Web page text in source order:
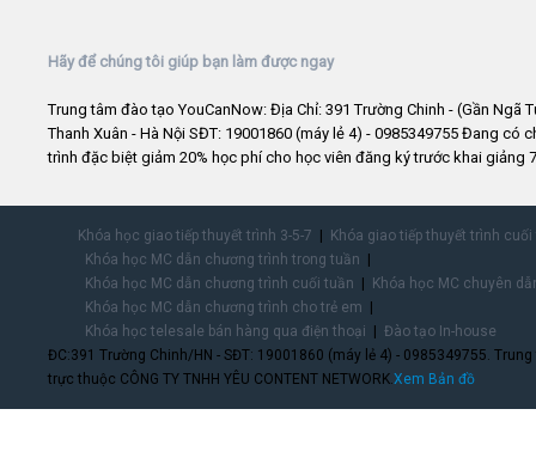
Hãy để chúng tôi giúp bạn làm được ngay
Trung tâm đào tạo YouCanNow: Địa Chỉ: 391 Trường Chinh - (Gần Ngã
Thanh Xuân - Hà Nội SĐT: 19001860 (máy lẻ 4) - 0985349755 Đang có
trình đặc biệt giảm 20% học phí cho học viên đăng ký trước khai giảng
Khóa học giao tiếp thuyết trình 3-5-7
Khóa giao tiếp thuyết trình
Khóa học MC dẫn chương trình trong tuần
Khóa học MC dẫn chương trình cuối tuần
Khóa học MC chuyên
Khóa học MC dẫn chương trình cho trẻ em
Khóa học telesale bán hàng qua điện thoại
Đào tạo In-house
ĐC:391 Trường Chinh/HN - SĐT: 19001860 (máy lẻ 4) - 0985349755.
trực thuộc CÔNG TY TNHH YÊU CONTENT NETWORK.Xem Bản đồ